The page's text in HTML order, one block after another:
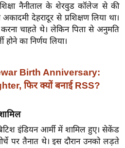
नैनीताल के शेरवुड कॉलेज से की
देहरादूर से प्रशिक्षण लिया था।
चाहते थे। लेकिन पिता से अनुमति
होने का निर्णय लिया।
Birth Anniversary:
फिर क्यों बनाई RSS?
इंडियन आर्मी में शामिल हुए। सेकेंड
पर तैनात थे। इस दौरान उनको लड़ते